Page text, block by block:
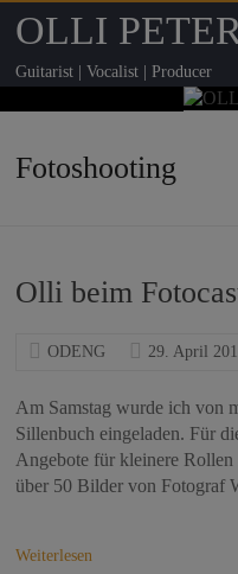
OLLI
Guitarist | Vocalist | Producer
Fotoshooting
Olli beim
ODENG 29. April
Am Samstag wurde ich von
Sillenbuch eingeladen. Für
Angebote für kleinere
über 50 Bilder von Fotograf
Weiterlesen